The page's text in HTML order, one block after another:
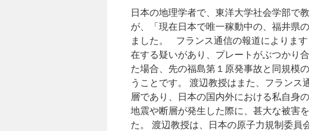
日本の地理学者で、東洋大学社会学部で
が、「現在日本で唯一稼動中の、福井県
ました。 フランス通信の報道によりま
在する疑いがあり、プレートがぶつかり
た場合、先の福島第１原発事故と同規模
うことです。 渡辺教授はまた、フラン
層であり、日本の国内外における私自身
地震や断層が発生した際に、甚大な被害
た。 渡辺教授は、日本の原子力規制委員